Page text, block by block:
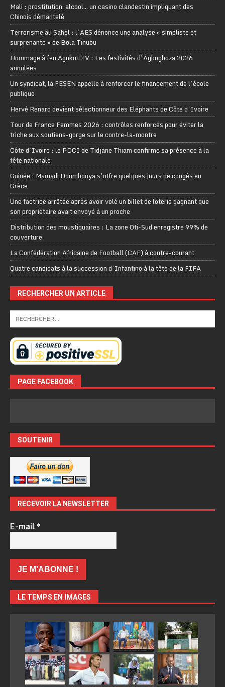
Mali : prostitution, alcool… un casino clandestin impliquant des
Chinois démantelé
Terrorisme au Sahel : l’AES dénonce une analyse « simpliste et
surprenante » de Bola Tinubu
Hommage à feu Agokoli IV : Les festivités d’Agbogboza 2026
annulées
Un syndicat, la FESEN appelle à renforcer le financement de l’école
publique
Hervé Renard devient sélectionneur des Eléphants de Côte d’Ivoire
Tour de France Femmes 2026 : contrôles renforcés pour éviter la
triche aux soutiens-gorge sur le contre-la-montre
Côte d’Ivoire : le PDCI de Tidjane Thiam confirme sa présence à la
fête nationale
Guinée : Mamadi Doumbouya s’offre quelques jours de congés en
Grèce
Une factrice arrêtée après avoir volé un billet de loterie gagnant que
son propriétaire avait envoyé à un proche
Distribution des moustiquaires : La zone Oti-Sud enregistre 99% de
couverture
La Confédération Africaine de Football (CAF) à contre-courant
Quatre candidats à la succession d’Infantino à la tête de la FIFA
RECHERCHER UN ARTICLE
PAGE FACEBOOK
SOUTENIR
RECEVOIR LA NEWSLETTER
E-mail*
LE TEMPS EN IMAGES